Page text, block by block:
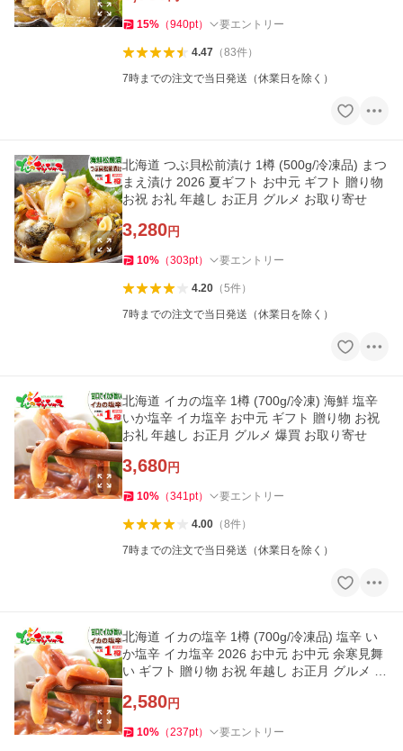
15% （940pt） 要エントリー
4.47（83件）
7時までの注文で当日発送（休業日を除く）
北海道 つぶ貝松前漬け 1樽 (500g/冷凍品) まつ
まえ漬け 2026 夏ギフト お中元 ギフト 贈り物
お祝 お礼 年越し お正月 グルメ お取り寄せ
3,280円
10% （303pt） 要エントリー
4.20（5件）
7時までの注文で当日発送（休業日を除く）
北海道 イカの塩辛 1樽 (700g/冷凍) 海鮮 塩辛
いか塩辛 イカ塩辛 お中元 ギフト 贈り物 お祝
お礼 年越し お正月 グルメ 爆買 お取り寄せ
3,680円
10% （341pt） 要エントリー
4.00（8件）
7時までの注文で当日発送（休業日を除く）
北海道 イカの塩辛 1樽 (700g/冷凍品) 塩辛 い
か塩辛 イカ塩辛 2026 お中元 お中元 余寒見舞
い ギフト 贈り物 お祝 年越し お正月 グルメ お
2,580円
10% （237pt） 要エントリー